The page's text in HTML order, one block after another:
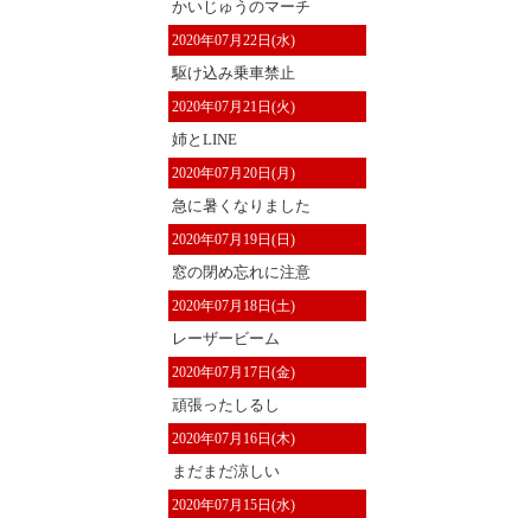
かいじゅうのマーチ
2020年07月22日(水)
駆け込み乗車禁止
2020年07月21日(火)
姉とLINE
2020年07月20日(月)
急に暑くなりました
2020年07月19日(日)
窓の閉め忘れに注意
2020年07月18日(土)
レーザービーム
2020年07月17日(金)
頑張ったしるし
2020年07月16日(木)
まだまだ涼しい
2020年07月15日(水)